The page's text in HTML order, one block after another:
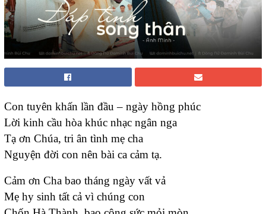
Con tuyên khấn lần đầu – ngày hồng phúc
Lời kinh cầu hòa khúc nhạc ngân nga
Tạ ơn Chúa, tri ân tình mẹ cha
Nguyện đời con nên bài ca cảm tạ.
Cảm ơn Cha bao tháng ngày vất vả
Mẹ hy sinh tất cả vì chúng con